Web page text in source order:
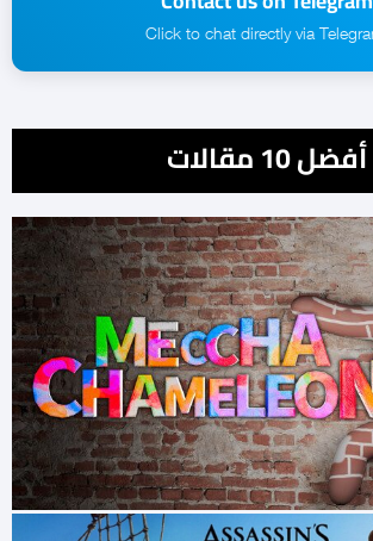
أفضل 10 مقالات